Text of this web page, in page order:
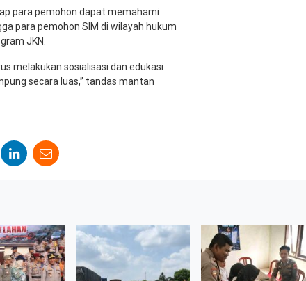
para pemohon dapat memahami
para pemohon SIM di wilayah hukum
JKN.
melakukan sosialisasi dan edukasi
secara luas,” tandas mantan